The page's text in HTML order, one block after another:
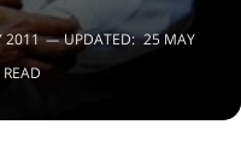
2011 UPDATED: 25 MAY